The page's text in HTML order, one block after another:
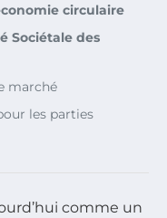
circulaire
Sociétale des
marché
les parties
comme un